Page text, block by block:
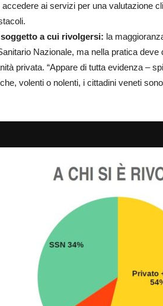
ai servizi per una valutazione
soggetto a cui rivolgersi: la
Nazionale, ma nella pratica
privata. “Appare di tutta evidenza –
volenti o nolenti, i cittadini veneti